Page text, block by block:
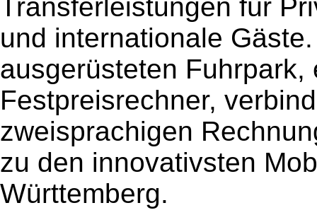
Transferleistungen für
und internationale
ausgerüsteten Fuhrpark,
Festpreisrechner,
zweisprachigen
zu den innovativsten
Württemberg.